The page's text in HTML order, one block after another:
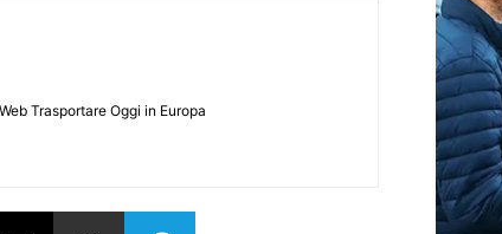
Trasportare Oggi in Europa